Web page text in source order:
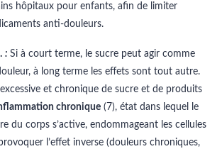
hôpitaux pour enfants, afin de limiter
anti-douleurs.
: Si à court terme, le sucre peut agir comme
à long terme les effets sont tout autre.
et chronique de sucre et de produits
chronique (7), état dans lequel le
du corps s’active, endommageant les cellules
l’effet inverse (douleurs chroniques,